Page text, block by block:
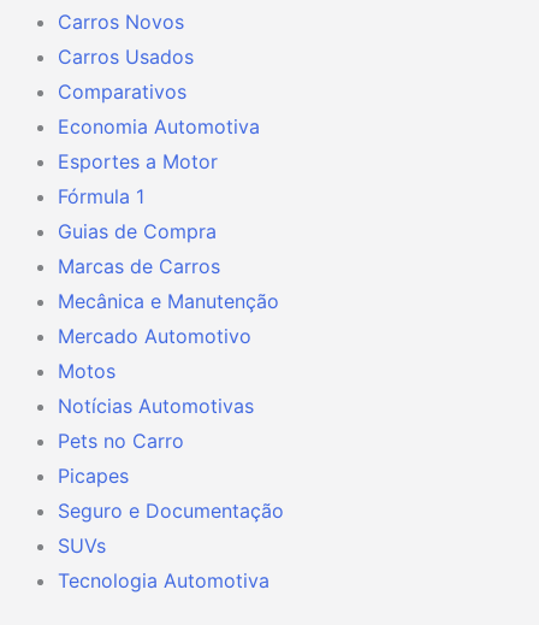
Carros Novos
Carros Usados
Comparativos
Economia Automotiva
Esportes a Motor
Fórmula 1
Guias de Compra
Marcas de Carros
Mecânica e Manutenção
Mercado Automotivo
Motos
Notícias Automotivas
Pets no Carro
Picapes
Seguro e Documentação
SUVs
Tecnologia Automotiva